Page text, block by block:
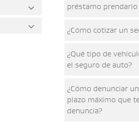
préstamo prendario
¿Cómo cotizar un
¿Qué tipo de
el seguro de auto?
¿Cómo denunciar
plazo máximo que
denuncia?